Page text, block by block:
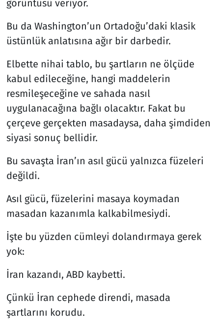
görüntüsü veriyor.
Bu da Washington’un Ortadoğu’daki klasik
üstünlük anlatısına ağır bir darbedir.
Elbette nihai tablo, bu şartların ne ölçüde
kabul edileceğine, hangi maddelerin
resmileşeceğine ve sahada nasıl
uygulanacağına bağlı olacaktır. Fakat bu
çerçeve gerçekten masadaysa, daha şimdiden
siyasi sonuç bellidir.
Bu savaşta İran’ın asıl gücü yalnızca füzeleri
değildi.
Asıl gücü, füzelerini masaya koymadan
masadan kazanımla kalkabilmesiydi.
İşte bu yüzden cümleyi dolandırmaya gerek
yok:
İran kazandı, ABD kaybetti.
Çünkü İran cephede direndi, masada
şartlarını korudu.